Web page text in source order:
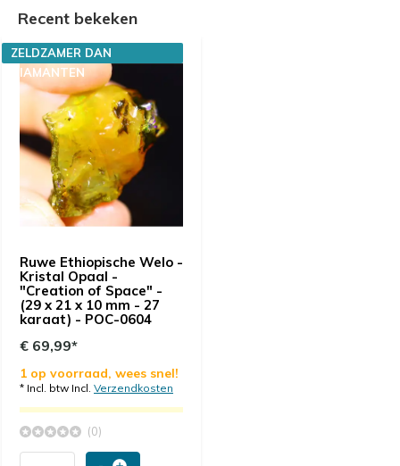
Recent bekeken
Ruwe Ethiopische Welo -
Kristal Opaal -
"Creation of Space" -
(29 x 21 x 10 mm - 27
karaat) - POC-0604
ZELDZAMER DAN
DIAMANTEN
€ 69,99*
1 op voorraad, wees snel!
* Incl. btw Incl. Verzendkosten
(0)